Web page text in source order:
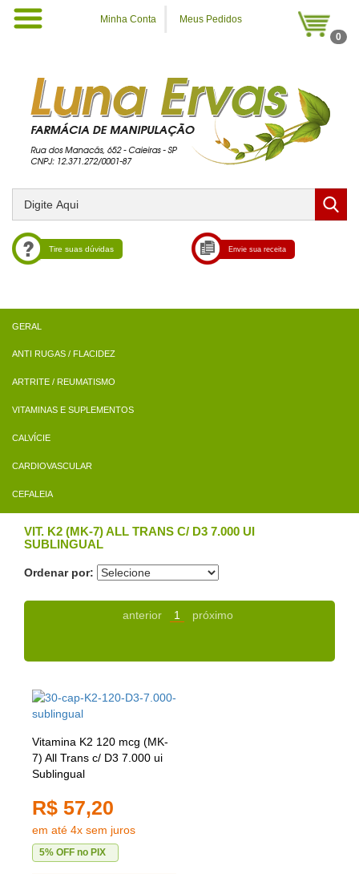
Minha Conta
Meus Pedidos
0
Tire suas dúvidas Envie sua receita
ANTI RUGAS / FLACIDEZ
ARTRITE / REUMATISMO
VITAMINAS E SUPLEMENTOS
CALVÍCIE
CARDIOVASCULAR
CEFALEIA
VIT. K2 (MK-7) ALL TRANS C/ D3 7.000 UI
SUBLINGUAL
Ordenar por:
anterior 1 próximo
Vitamina K2 120 mcg (MK-
7) All Trans c/ D3 7.000 ui
Sublingual
R$ 57,20
em até 4x sem juros
5% OFF no PIX